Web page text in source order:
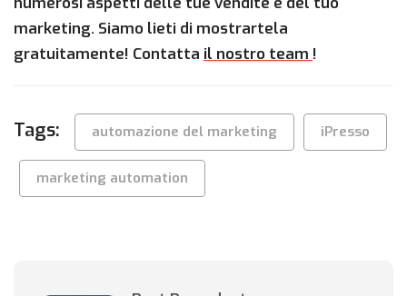
marketing. Siamo lieti di mostrartela
gratuitamente! Contatta il nostro team !
Tags: automazione del marketing iPresso
marketing automation